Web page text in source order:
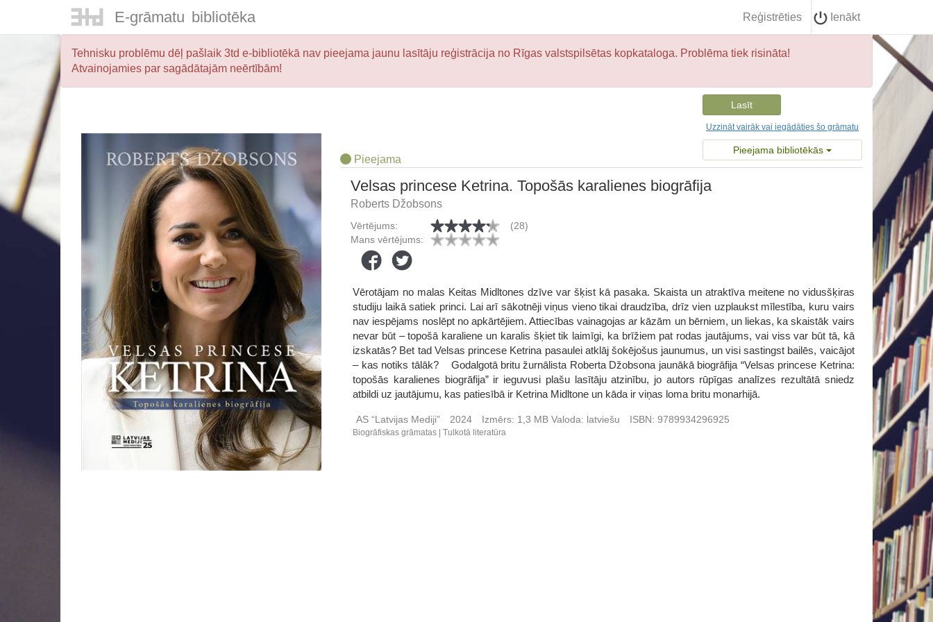
E-grāmatu bibliotēka Reģistrēties Ienākt
Tehnisku problēmu dēļ pašlaik 3td e-bibliotēkā nav pieejama jaunu lasītāju reģistrācija no Rīgas valstspilsētas kopkataloga. Problēma tiek risināta!
Atvainojamies par sagādātajām neērtībām!
Lasīt
Uzzināt vairāk vai iegādāties šo grāmatu
Pieejama bibliotēkās
Pieejama
Velsas princese Ketrina. Topošās karalienes biogrāfija
Roberts Džobsons
Vērtējums:
(28)
Mans vērtējums:
Vērotājam no malas Keitas Midltones dzīve var šķist kā pasaka. Skaista un atraktīva meitene no vidusšķiras
studiju laikā satiek princi. Lai arī sākotnēji viņus vieno tikai draudzība, drīz vien uzplaukst mīlestība, kuru vairs
nav iespējams noslēpt no apkārtējiem. Attiecības vainagojas ar kāzām un bērniem, un liekas, ka skaistāk vairs
nevar būt – topošā karaliene un karalis šķiet tik laimīgi, ka brīžiem pat rodas jautājums, vai viss var būt tā, kā
izskatās? Bet tad Velsas princese Ketrina pasaulei atklāj šokējošus jaunumus, un visi sastingst bailēs, vaicājot
– kas notiks tālāk? Godalgotā britu žurnālista Roberta Džobsona jaunākā biogrāfija “Velsas princese Ketrina:
topošās karalienes biogrāfija” ir ieguvusi plašu lasītāju atzinību, jo autors rūpīgas analīzes rezultātā sniedz
atbildi uz jautājumu, kas patiesībā ir Ketrina Midltone un kāda ir viņas loma britu monarhijā.
AS “Latvijas Mediji” 2024 Izmērs: 1,3 MBValoda: latviešu ISBN: 9789934296925
Biogrāfiskas grāmatas Tulkotā literatūra